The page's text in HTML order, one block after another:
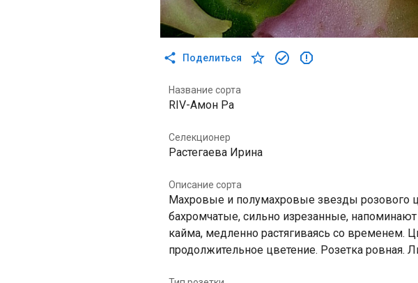
Поделиться
Название сорта
RIV-Амон Ра
Селекционер
Растегаева Ирина
Описание сорта
Махровые и полумахровые звезды розового
бахромчатые, сильно изрезанные,
кайма, медленно растягиваясь со временем.
продолжительное цветение. Розетка ровная.